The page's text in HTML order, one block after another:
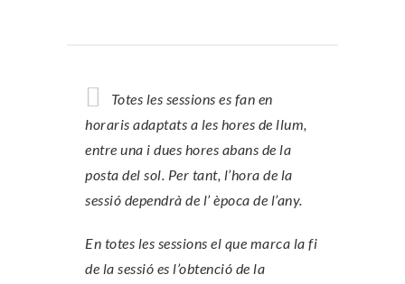
Totes les sessions es fan en
horaris adaptats a les hores de llum,
entre una i dues hores abans de la
posta del sol. Per tant, l’hora de la
sessió dependrà de l’ època de l’any.
En totes les sessions el que marca la fi
de la sessió es l’obtenció de la